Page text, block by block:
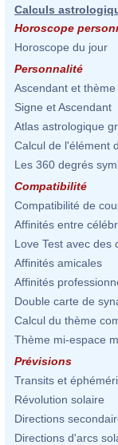
Calculs
Horoscope
Horoscope du jour
Personnalité
Ascendant et
Signe et Ascendant
Atlas astrologique
Calcul de l'élément
Les 360 degrés
Compatibilité
Compatibilité de
Affinités entre
Love Test avec des
Affinités amicales
Affinités
Double carte de
Calcul du thème
Thème mi-espace
Prévisions
Transits et
Révolution solaire
Directions
Directions d'arcs